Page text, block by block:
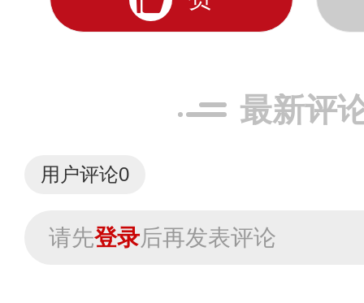
最新评
用户评论0
请先登录后再发表评论